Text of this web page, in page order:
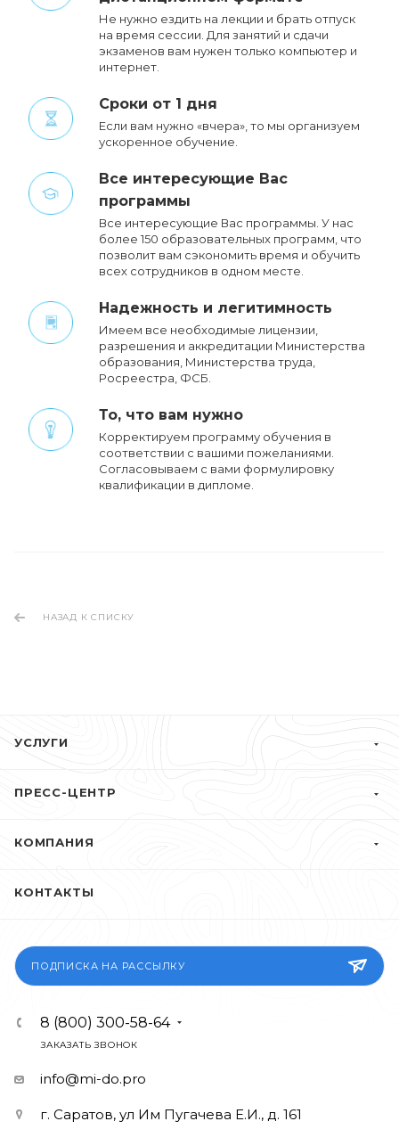
Не нужно ездить на лекции и брать отпуск
на время сессии. Для занятий и сдачи
экзаменов вам нужен только компьютер и
интернет.
Сроки от 1 дня
Если вам нужно «вчера», то мы организуем
ускоренное обучение.
Все интересующие Вас
программы
Все интересующие Вас программы. У нас
более 150 образовательных программ, что
позволит вам сэкономить время и обучить
всех сотрудников в одном месте.
Надежность и легитимность
Имеем все необходимые лицензии,
разрешения и аккредитации Министерства
образования, Министерства труда,
Росреестра, ФСБ.
То, что вам нужно
Корректируем программу обучения в
соответствии с вашими пожеланиями.
Cогласовываем с вами формулировку
квалификации в дипломе.
НАЗАД К СПИСКУ
УСЛУГИ
ПРЕСС-ЦЕНТР
КОМПАНИЯ
КОНТАКТЫ
ПОДПИСКА НА РАССЫЛКУ
8 (800) 300-58-64
ЗАКАЗАТЬ ЗВОНОК
info@mi-do.pro
г. Саратов, ул Им Пугачева Е.И., д. 161